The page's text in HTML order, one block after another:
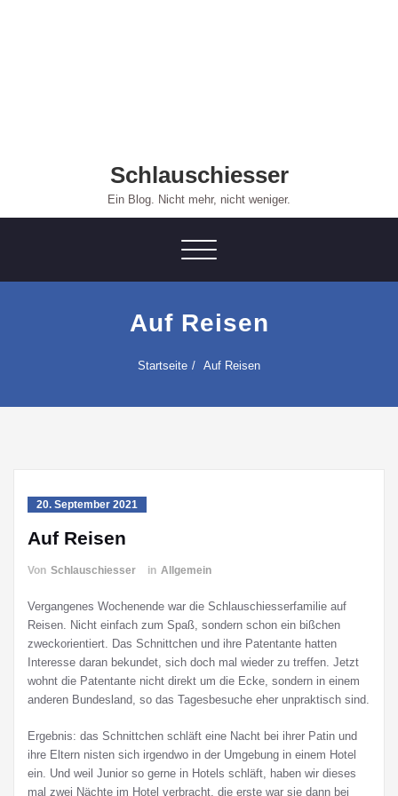
Schlauschiesser
Ein Blog. Nicht mehr, nicht weniger.
Toggle navigation
Auf Reisen
Startseite Auf Reisen
20. September 2021
Auf Reisen
Von Schlauschiesser in Allgemein
Vergangenes Wochenende war die Schlauschiesserfamilie auf
Reisen. Nicht einfach zum Spaß, sondern schon ein bißchen
zweckorientiert. Das Schnittchen und ihre Patentante hatten
Interesse daran bekundet, sich doch mal wieder zu treffen. Jetzt
wohnt die Patentante nicht direkt um die Ecke, sondern in einem
anderen Bundesland, so das Tagesbesuche eher unpraktisch sind.
Ergebnis: das Schnittchen schläft eine Nacht bei ihrer Patin und
ihre Eltern nisten sich irgendwo in der Umgebung in einem Hotel
ein. Und weil Junior so gerne in Hotels schläft, haben wir dieses
mal zwei Nächte im Hotel verbracht, die erste war sie dann bei